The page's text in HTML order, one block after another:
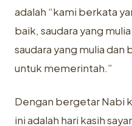
adalah “kami berkata
baik, saudara yang
saudara yang mulia dan
untuk memerintah.”
Dengan bergetar Nabi
ini adalah hari kasih